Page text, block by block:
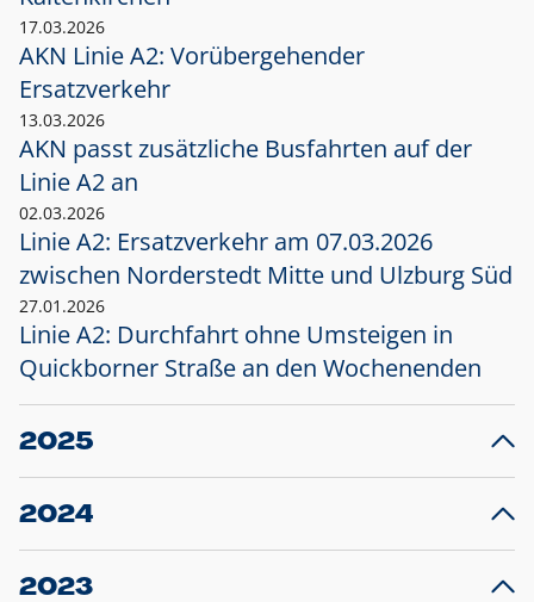
17.03.2026
AKN Linie A2: Vorübergehender
Ersatzverkehr
13.03.2026
AKN passt zusätzliche Busfahrten auf der
Linie A2 an
02.03.2026
Linie A2: Ersatzverkehr am 07.03.2026
zwischen Norderstedt Mitte und Ulzburg Süd
27.01.2026
Linie A2: Durchfahrt ohne Umsteigen in
Quickborner Straße an den Wochenenden
2025
23.12.2025
Projekt S5: Start der Bauarbeiten am
2024
10.12.2024
Großprojekt S5: Sperrung der Bahnstraße in
2023